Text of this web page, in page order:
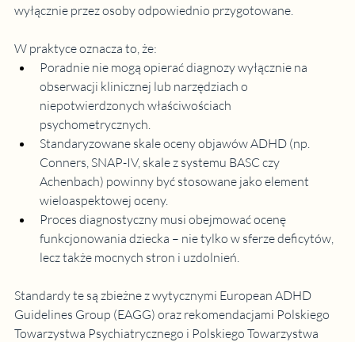
wyłącznie przez osoby odpowiednio przygotowane.
W praktyce oznacza to, że:
Poradnie nie mogą opierać diagnozy wyłącznie na
obserwacji klinicznej lub narzędziach o
niepotwierdzonych właściwościach
psychometrycznych.
Standaryzowane skale oceny objawów ADHD (np.
Conners, SNAP-IV, skale z systemu BASC czy
Achenbach) powinny być stosowane jako element
wieloaspektowej oceny.
Proces diagnostyczny musi obejmować ocenę
funkcjonowania dziecka – nie tylko w sferze deficytów,
lecz także mocnych stron i uzdolnień.
Standardy te są zbieżne z wytycznymi European ADHD
Guidelines Group (EAGG) oraz rekomendacjami Polskiego
Towarzystwa Psychiatrycznego i Polskiego Towarzystwa